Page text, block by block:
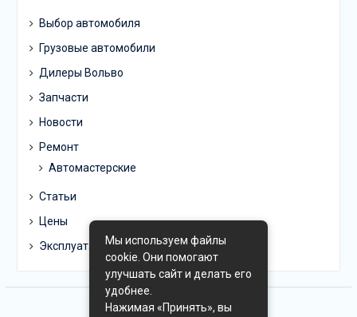
Выбор автомобиля
Грузовые автомобили
Дилеры Вольво
Запчасти
Новости
Ремонт
Автомастерские
Статьи
Цены
ЭксплуатацияМы используем файлы
cookie. Они помогают
улучшать сайт и делать его
удобнее.
Нажимая «Принять», вы